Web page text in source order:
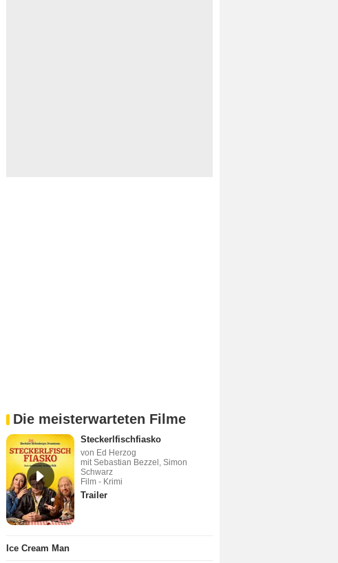
Die meisterwarteten Filme
Steckerlfischfiasko
von Ed Herzog
mit Sebastian Bezzel, Simon
Schwarz
Film - Krimi
Trailer
Ice Cream Man